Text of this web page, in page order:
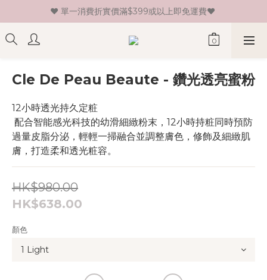
♥ 新會員登記即送HK$30 現金卷♥
♥ 單一消費折實價滿$399或以上即免運費♥
♥ 新會員登記即送HK$30 現金卷♥
Cle De Peau Beaute - 鑽光透亮蜜粉
12小時透光持久定粧
過量皮脂分泌，輕輕一掃融合並調整膚色，修飾及細緻肌
膚，打造柔和透光粧容。
HK$980.00
HK$638.00
顏色